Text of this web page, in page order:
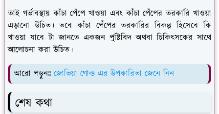
তাই গর্ভাবস্থায় কাঁচা পেঁপে খাওয়া এবং কাঁচা পেঁপের তরকারি খাওয়া
এড়ানো উচিত। তবে কাঁচা পেঁপের তরকারির বিকল্প হিসেবে কি
খাওয়া যাবে টা জানতে একজন পুষ্টিবিদ অথবা চিকিৎসকের সাথে
আলোচনা করা উচিত।
আরো পড়ুনঃ জোভিয়া গোল্ড এর উপকারিতা জেনে নিন
শেষ কথা